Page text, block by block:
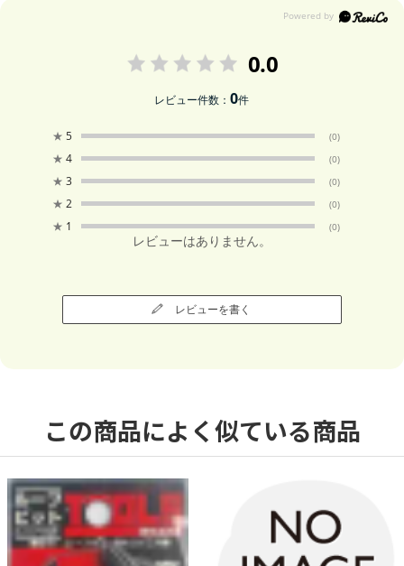
0.0
レビュー件数：0件
★ 5 (0)
★ 4 (0)
★ 3 (0)
★ 2 (0)
★ 1 (0)
レビューはありません。
レビューを書く
この商品によく似ている商品